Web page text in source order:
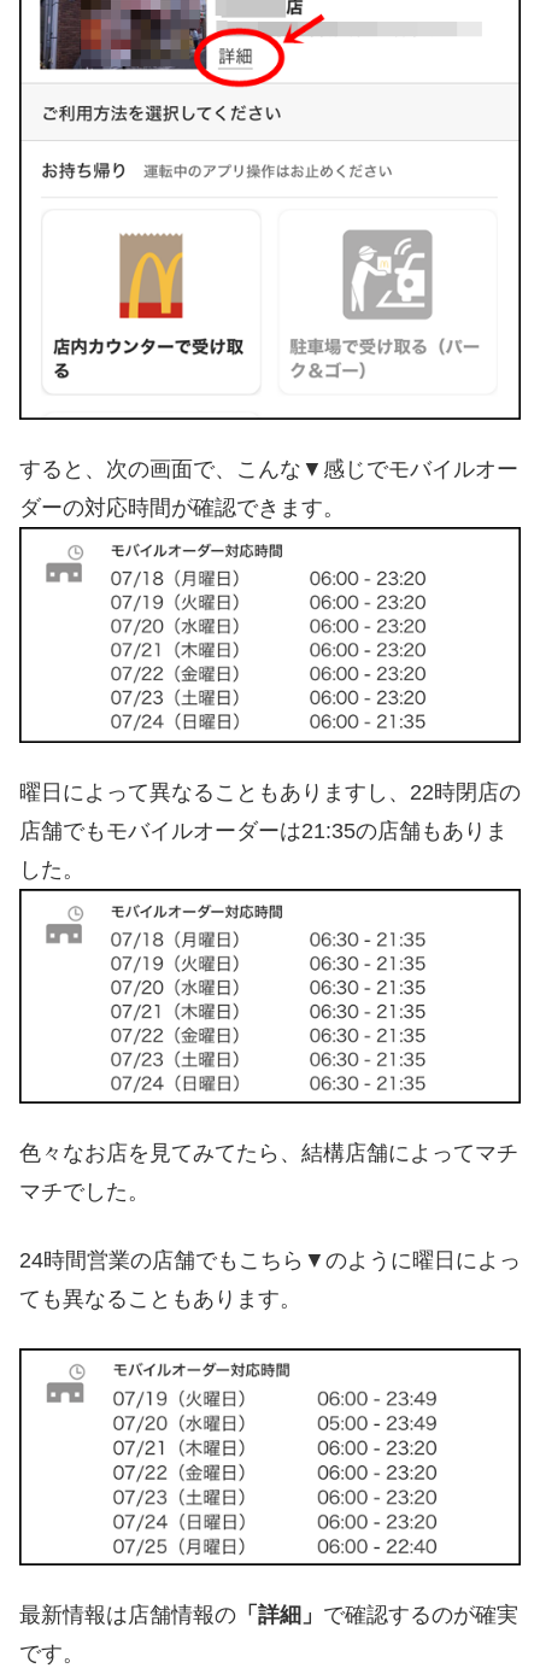
すると、次の画面で、こんな▼感じでモバイルオー
ダーの対応時間が確認できます。
曜日によって異なることもありますし、22時閉店の
店舗でもモバイルオーダーは21:35の店舗もありま
した。
色々なお店を見てみてたら、結構店舗によってマチ
マチでした。
24時間営業の店舗でもこちら▼のように曜日によっ
ても異なることもあります。
最新情報は店舗情報の 「詳細」 で確認するのが確実
です。